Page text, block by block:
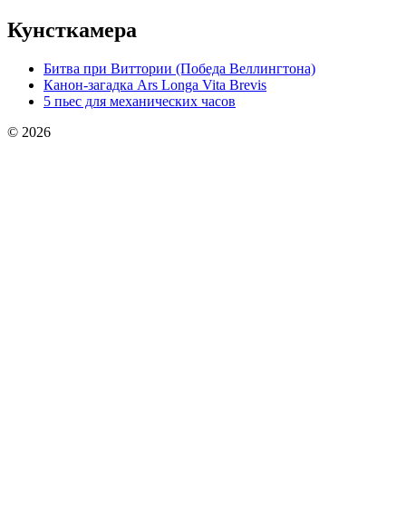
Кунсткамера
Битва при Виттории (Победа Веллингтона)
Канон-загадка Ars Longa Vita Brevis
5 пьес для механических часов
© 2026